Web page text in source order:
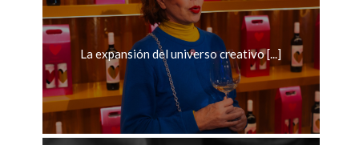
La expansión del universo creativo [...]